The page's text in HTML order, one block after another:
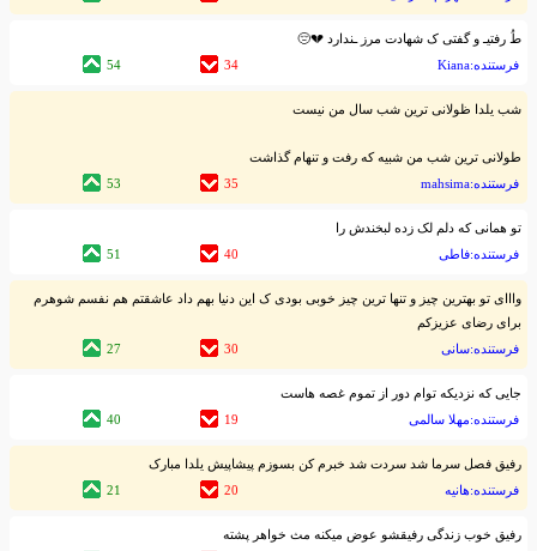
طُ رفتیـ و گفتی ک شهادت مرز ـندارد 💔😔
فرستنده:Kiana
34
54
شب یلدا ظولانی ترین شب سال من نیست
طولانی ترین شب من شبیه که رفت و تنهام گذاشت
فرستنده:mahsima
35
53
تو همانی که دلم لک زده لبخندش را
فرستنده:فاطی
40
51
وااای تو بهترین چیز و تنها ترین چیز خوبی بودی ک این دنیا بهم داد عاشقتم هم نفسم شوهرم
برای رضای عزیزکم
فرستنده:سانی
30
27
جایی که نزدیکه توام دور از تموم غصه هاست
فرستنده:مهلا سالمی
19
40
رفیق فصل سرما شد سردت شد خبرم کن بسوزم پیشاپیش یلدا مبارک
فرستنده:هانیه
20
21
رفیق خوب زندگی رفیقشو عوض میکنه مث خواهر پشته